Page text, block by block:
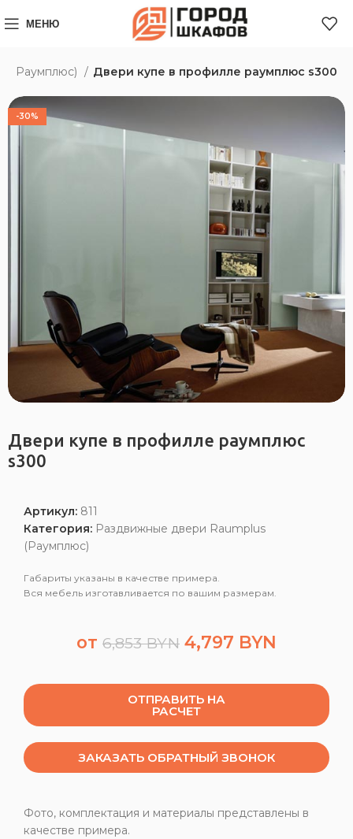
МЕНЮ
(Раумплюс) Двери купе в профилле раумплюс s300
-30%
Двери купе в профилле раумплюс
s300
Артикул: 811
Категория: Раздвижные двери Raumplus
(Раумплюс)
Габариты указаны в качестве примера.
Вся мебель изготавливается по вашим размерам.
от 6,853BYN 4,797 BYN
ОТПРАВИТЬ НА
РАСЧЕТ
ЗАКАЗАТЬ ОБРАТНЫЙ ЗВОНОК
Фото, комплектация и материалы представлены в
качестве примера.